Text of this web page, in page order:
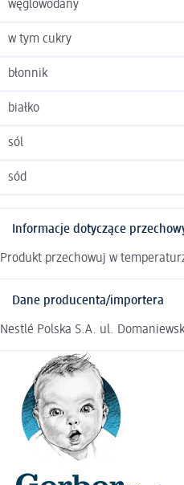
węglowodany
w tym cukry
błonnik
białko
sól
sód
Informacje dotyczące
Produkt przechowuj w
Dane producenta/importera
Nestlé Polska S.A. ul.